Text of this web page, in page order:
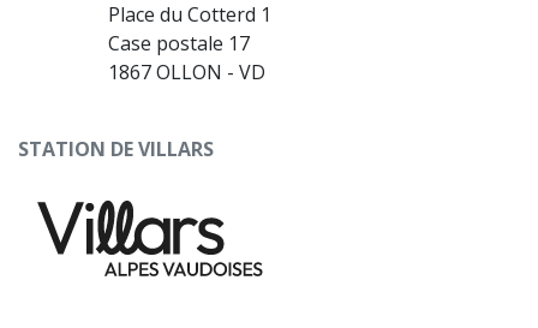
Place du Cotterd 1
Case postale 17
1867 OLLON - VD
STATION DE VILLARS